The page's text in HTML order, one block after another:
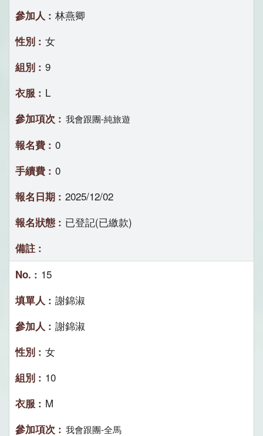
林燕卿
女
9
L
我會跟團-純旅遊
0
0
2025/12/02
已登記(已繳款)
15
謝錦淑
謝錦淑
女
10
M
我會跟團-全馬